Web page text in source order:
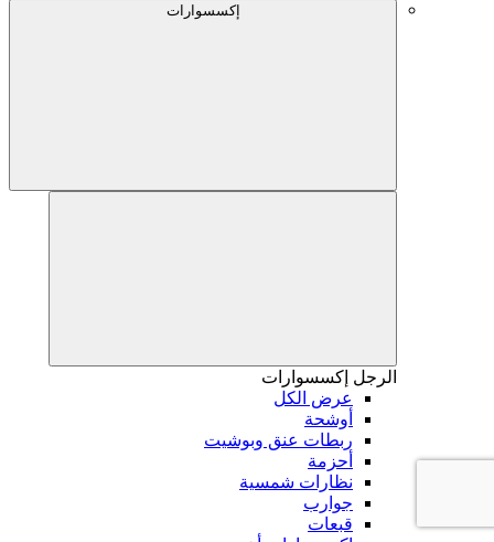
إكسسوارات
الرجل إكسسوارات
عرض الكل
أوشحة
ربطات عنق وبوشيت
أحزمة
نظارات شمسية
جوارب
قبعات